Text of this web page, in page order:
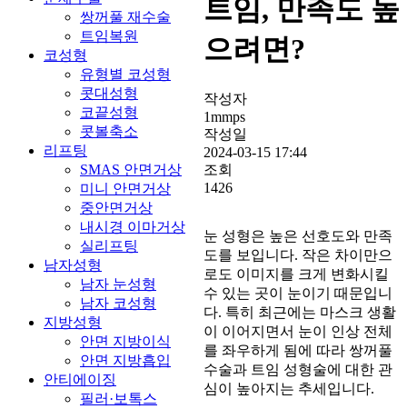
쌍꺼풀 재수술
트임복원
코성형
유형별 코성형
콧대성형
코끝성형
콧볼축소
리프팅
SMAS 안면거상
미니 안면거상
중안면거상
내시경 이마거상
실리프팅
남자성형
남자 눈성형
남자 코성형
지방성형
안면 지방이식
안면 지방흡입
안티에이징
필러·보톡스
트임, 만족도 높
으려면?
작성자
1mmps
작성일
2024-03-15 17:44
조회
1426
눈 성형은 높은 선호도와 만족
도를 보입니다. 작은 차이만으
로도 이미지를 크게 변화시킬
수 있는 곳이 눈이기 때문입니
다. 특히 최근에는 마스크 생활
이 이어지면서 눈이 인상 전체
를 좌우하게 됨에 따라 쌍꺼풀
수술과 트임 성형술에 대한 관
심이 높아지는 추세입니다.